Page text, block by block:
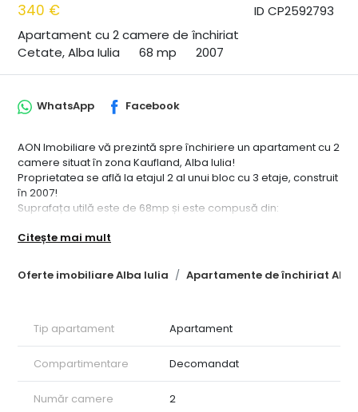
ID CP2592793
340 €
Apartament cu 2 camere de închiriat
Cetate, Alba Iulia
68 mp 2007
Oferte imobiliare Alba Iulia Apartamente de închiriat
WhatsApp Facebook
AON Imobiliare vă prezintă spre închiriere un apartament cu 2
camere situat în zona Kaufland, Alba Iulia!
Proprietatea se află la etajul 2 al unui bloc cu 3 etaje, construit
în 2007!
Suprafața utilă este de 68mp și este compusă din:
- Living
- Baie
- Hol
Se închiriază complet mobilat și dotat, pe perioadă de minim
12 luni!
Pentru mai multe detalii sau programarea unei vizionări, vă
rugăm să ne contactați!
Citește mai mult
Tip apartament Apartament
Compartimentare Decomandat
Număr camere 2